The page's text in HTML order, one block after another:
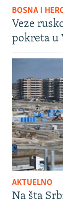
BOSNA I
Veze
pokreta u
AKTUELNO
Na šta